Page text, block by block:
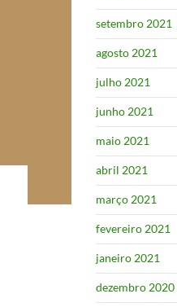
setembro 2021
agosto 2021
julho 2021
junho 2021
maio 2021
abril 2021
março 2021
fevereiro 2021
janeiro 2021
dezembro 2020